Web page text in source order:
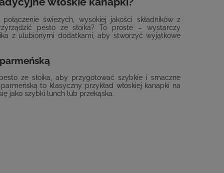
świeżych, wysokiej jakości składników z
pesto ze słoika? To proste – wystarczy
z ulubionymi dodatkami, aby stworzyć wyjątkowe
ze słoika, aby przygotować szybkie i smaczne
to klasyczny przykład włoskiej kanapki na
jako szybki lunch lub przekąska.